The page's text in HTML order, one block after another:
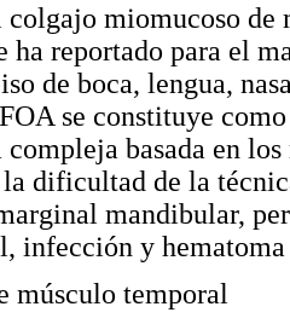
colgajo miomucoso de
ha reportado para el
de boca, lengua,
se constituye
basada en
dificultad de la
mandibular,
infección y
músculo temporal